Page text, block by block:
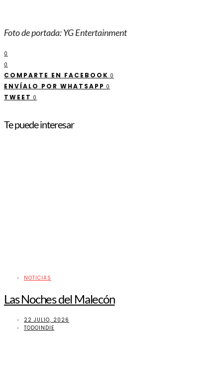
Foto de portada: YG Entertainment
0
0
COMPARTE EN FACEBOOK 0
ENVÍALO POR WHATSAPP 0
TWEET 0
Te puede interesar
NOTICIAS
Las Noches del Malecón
22 JULIO, 2026
TODOINDIE